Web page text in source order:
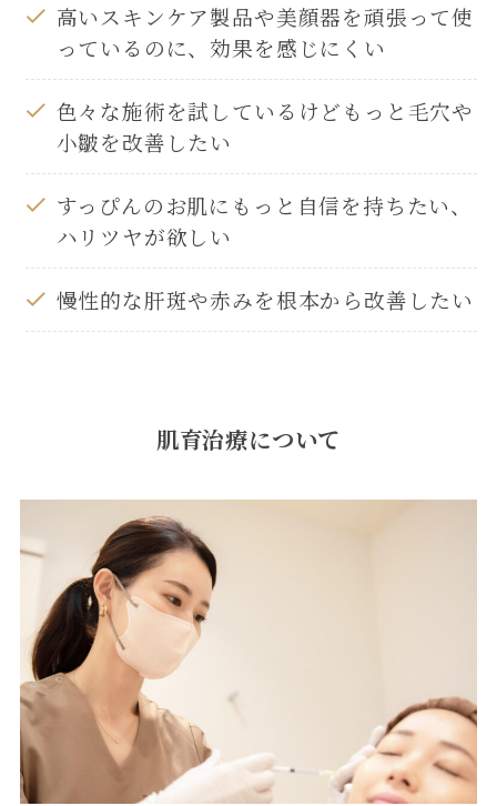
高いスキンケア製品や美顔器を頑張って使
っているのに、効果を感じにくい
色々な施術を試しているけどもっと毛穴や
小皺を改善したい
すっぴんのお肌にもっと自信を持ちたい、
ハリツヤが欲しい
慢性的な肝斑や赤みを根本から改善したい
肌育治療について